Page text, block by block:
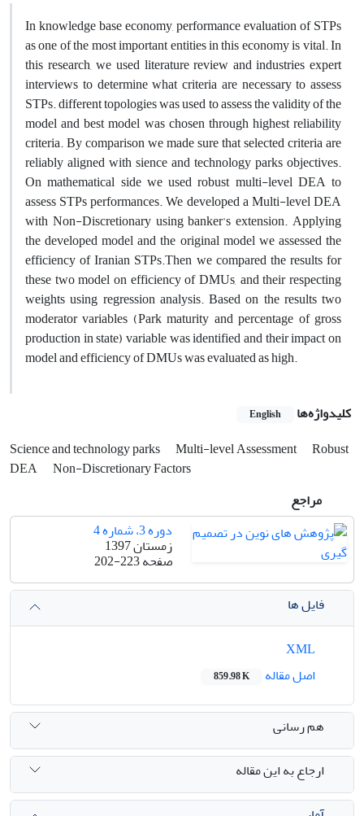
In knowledge base economy, performance evaluation of STPs
as one of the most important entities in this economy is vital. In
this research, we used literature review and industries expert
interviews to determine what criteria are necessary to assess
STPs. different topologies was used to assess the validity of the
model and best model was chosen through highest reliability
criteria. By comparison we made sure that selected criteria are
reliably aligned with sience and technology parks objectives.
On mathematical side we used robust multi-level DEA to
assess STPs performances. We developed a Multi-level DEA
with Non-Discretionary using banker's extension. Applying
the developed model and the original model we assessed the
efficiency of Iranian STPs.Then we compared the results for
these two model on efficiency of DMUs, and their respecting
weights using regression analysis. Based on the results two
moderator variables (Park maturity and percentage of gross
production in state) variable was identified and their impact on
model and efficiency of DMUs was evaluated as high.
کلیدواژه‌ها English
Science and technology parks Multi-level Assessment Robust
DEA
Non-Discretionary Factors
مراجع
دوره 3، شماره 4
زمستان 1397
صفحه202-223
فایل ها
اصل مقاله
859.98 K
هم رسانی
ارجاع به این مقاله